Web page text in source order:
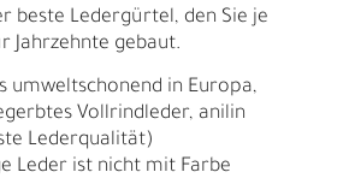
beste Ledergürtel, den Sie je
Jahrzehnte gebaut.
umweltschonend in Europa,
Vollrindleder, anilin
Lederqualität)
Leder ist nicht mit Farbe